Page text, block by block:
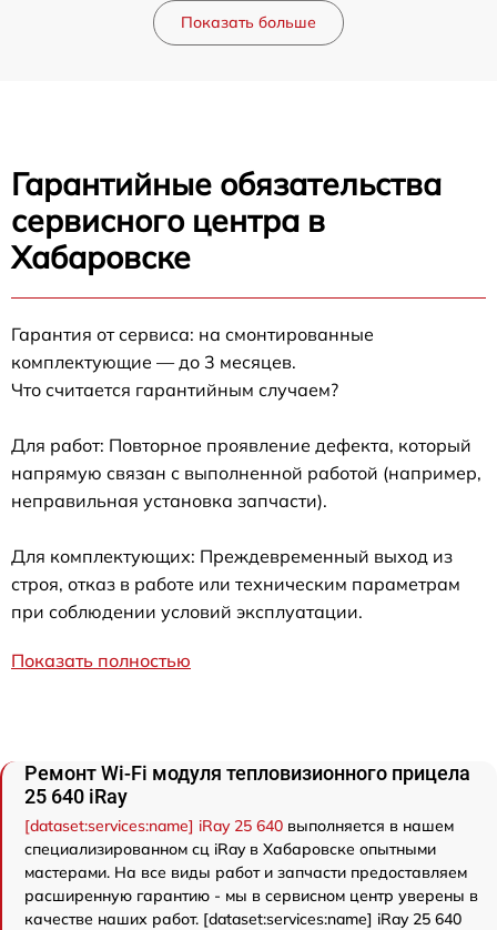
Показать больше
Гарантийные обязательства
сервисного центра в
Хабаровске
Гарантия от сервиса: на смонтированные
комплектующие — до 3 месяцев.
Что считается гарантийным случаем?
Для работ: Повторное проявление дефекта, который
напрямую связан с выполненной работой (например,
неправильная установка запчасти).
Для комплектующих: Преждевременный выход из
строя, отказ в работе или техническим параметрам
при соблюдении условий эксплуатации.
Показать полностью
Ремонт Wi-Fi модуля тепловизионного прицела
25 640 iRay
[dataset:services:name] iRay 25 640 выполняется в нашем
специализированном сц iRay в Хабаровске опытными
мастерами. На все виды работ и запчасти предоставляем
расширенную гарантию - мы в сервисном центр уверены в
качестве наших работ. [dataset:services:name] iRay 25 640